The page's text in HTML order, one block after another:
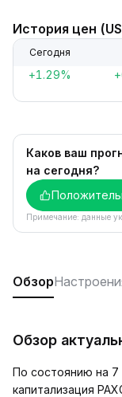
История цен
Сегодня
+1.29%
Каков ваш
на сегодня?
Примечание: данные
Обзор
Обзор
По состоянию на 7
капитализация